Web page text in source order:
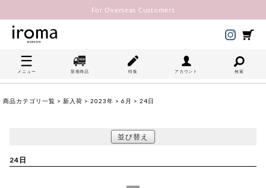
For Overseas Customers
メニュー 新着商品 特集 アカウント 検索
商品カテゴリ一覧 > 新入荷 > 2023年 > 6月 > 24日
並び替え
24日